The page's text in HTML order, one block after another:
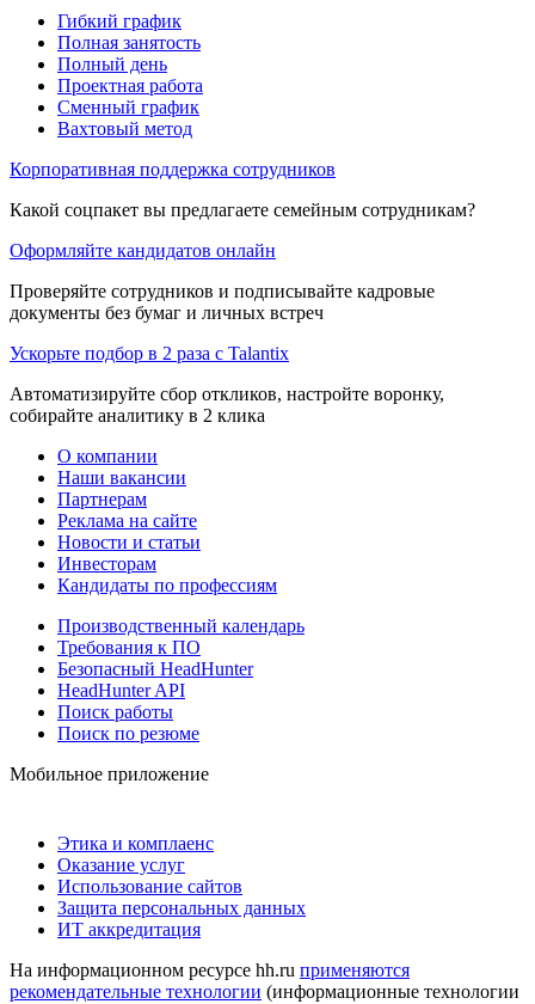
Гибкий график
Полная занятость
Полный день
Проектная работа
Сменный график
Вахтовый метод
Корпоративная поддержка сотрудников
Какой соцпакет вы предлагаете семейным сотрудникам?
Оформляйте кандидатов онлайн
Проверяйте сотрудников и подписывайте кадровые
документы без бумаг и личных встреч
Ускорьте подбор в 2 раза с Talantix
Автоматизируйте сбор откликов, настройте воронку,
собирайте аналитику в 2 клика
О компании
Наши вакансии
Партнерам
Реклама на сайте
Новости и статьи
Инвесторам
Кандидаты по профессиям
Производственный календарь
Требования к ПО
Безопасный HeadHunter
HeadHunter API
Поиск работы
Поиск по резюме
Мобильное приложение
Этика и комплаенс
Оказание услуг
Использование сайтов
Защита персональных данных
ИТ аккредитация
На информационном ресурсе hh.ru применяются
рекомендательные технологии (информационные технологии